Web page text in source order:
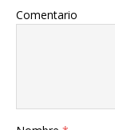
Comentario